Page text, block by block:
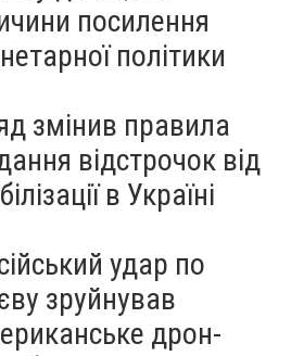
посилення
політики
змінив правила
відстрочок від
в Україні
удар по
зруйнував
дрон-